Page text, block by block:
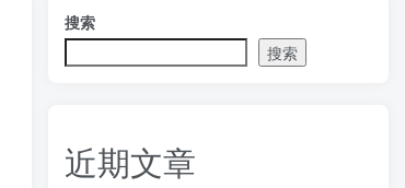
搜索
搜索
近期文章